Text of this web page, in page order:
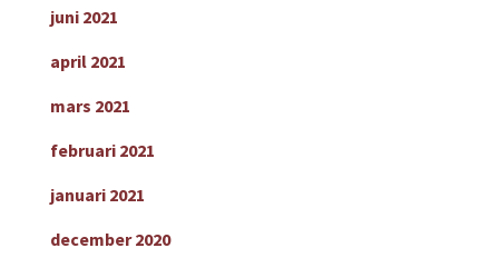
juni 2021
april 2021
mars 2021
februari 2021
januari 2021
december 2020